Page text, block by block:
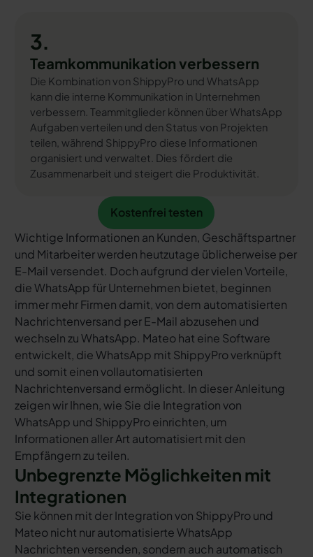
3.
Teamkommunikation verbessern
Die Kombination von ShippyPro und WhatsApp
kann die interne Kommunikation in Unternehmen
verbessern. Teammitglieder können über WhatsApp
Aufgaben verteilen und den Status von Projekten
teilen, während ShippyPro diese Informationen
organisiert und verwaltet. Dies fördert die
Zusammenarbeit und steigert die Produktivität.
Kostenfrei testen
Kostenfrei testen
Wichtige Informationen an Kunden, Geschäftspartner
und Mitarbeiter werden heutzutage üblicherweise per
E-Mail versendet. Doch aufgrund der vielen Vorteile,
die WhatsApp für Unternehmen bietet, beginnen
immer mehr Firmen damit, von dem automatisierten
Nachrichtenversand per E-Mail abzusehen und
wechseln zu WhatsApp. Mateo hat eine Software
entwickelt, die WhatsApp mit ShippyPro verknüpft
und somit einen vollautomatisierten
Nachrichtenversand ermöglicht. In dieser Anleitung
zeigen wir Ihnen, wie Sie die Integration von
WhatsApp und ShippyPro einrichten, um
Informationen aller Art automatisiert mit den
Empfängern zu teilen.
Unbegrenzte Möglichkeiten mit
Integrationen
Sie können mit der Integration von ShippyPro und
Mateo nicht nur automatisierte WhatsApp
Nachrichten versenden, sondern auch automatisch